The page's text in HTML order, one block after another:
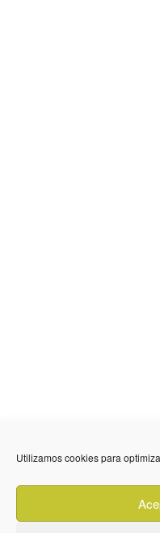
Utilizamos cookies para636 01 61
info @
Privacidad